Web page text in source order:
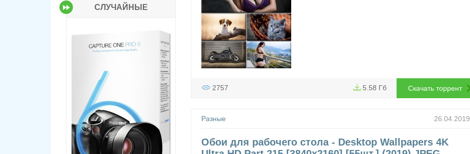
Скачать торрент
2757 5.58 Гб
Разные 26.04.2019
Обои для рабочего стола - Desktop Wallpapers 4K
СЛУЧАЙНЫЕ